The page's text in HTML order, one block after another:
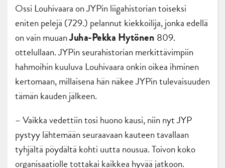
Ossi Louhivaara on JYPin liigahistorian toiseksi
eniten pelejä (729.) pelannut kiekkoilija, jonka edellä
on vain muuanJuha-Pekka Hytönen 809.
ottelullaan. JYPin seurahistorian merkittävimpiin
hahmoihin kuuluva Louhivaara onkin oikea ihminen
kertomaan, millaisena hän näkee JYPin tulevaisuuden
tämän kauden jälkeen.
– Vaikka vedettiin tosi huono kausi, niin nyt JYP
pystyy lähtemään seuraavaan kauteen tavallaan
tyhjältä pöydältä kohti uutta nousua. Toivon koko
organisaatiolle tottakai kaikkea hyvää jatkoon.